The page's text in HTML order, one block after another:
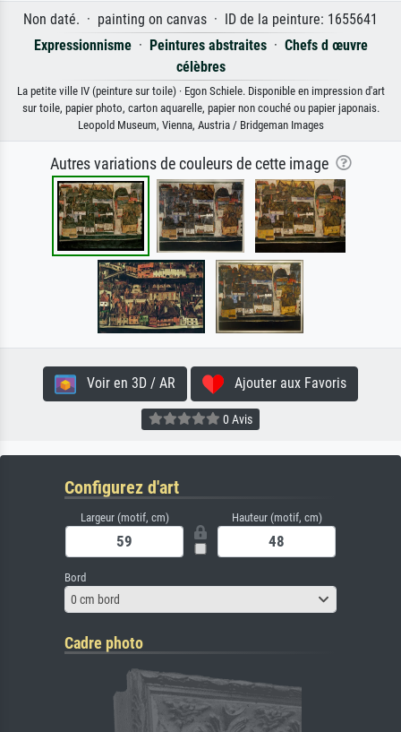
Non daté. · painting on canvas · ID de la peinture: 1655641
Expressionnisme· Peintures abstraites· Chefs d œuvre
célèbres
La petite ville IV (peinture sur toile) · Egon Schiele. Disponible en impression d'art
sur toile, papier photo, carton aquarelle, papier non couché ou papier japonais.
Leopold Museum, Vienna, Austria / Bridgeman Images
Autres variations de couleurs de cette image
Voir en 3D / AR Ajouter aux Favoris
0 Avis
Configurez d'art
Largeur (motif, cm) Hauteur (motif, cm)
Bord
0 cm bord
Cadre photo